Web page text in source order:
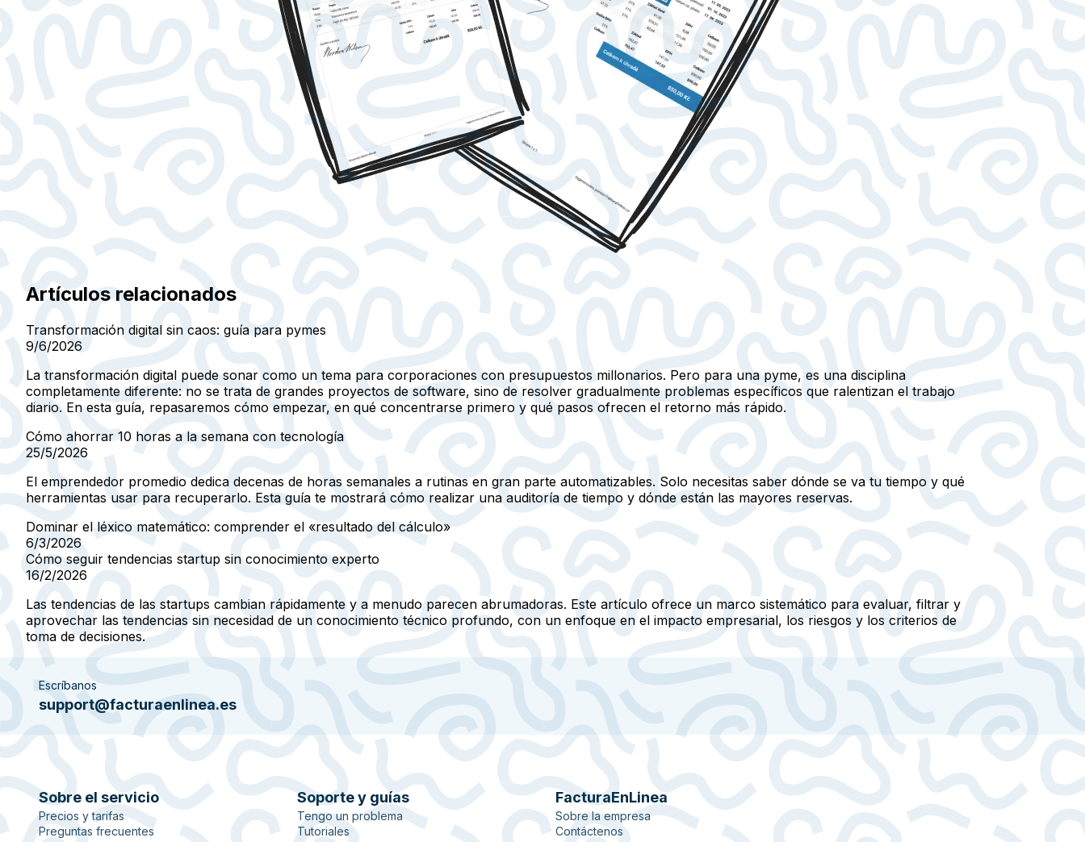
Artículos relacionados
Transformación digital sin caos: guía para pymes
9/6/2026
La transformación digital puede sonar como un tema para corporaciones con presupuestos millonarios. Pero para una pyme, es una disciplina
completamente diferente: no se trata de grandes proyectos de software, sino de resolver gradualmente problemas específicos que ralentizan el trabajo
diario. En esta guía, repasaremos cómo empezar, en qué concentrarse primero y qué pasos ofrecen el retorno más rápido.
Cómo ahorrar 10 horas a la semana con tecnología
25/5/2026
El emprendedor promedio dedica decenas de horas semanales a rutinas en gran parte automatizables. Solo necesitas saber dónde se va tu tiempo y qué
herramientas usar para recuperarlo. Esta guía te mostrará cómo realizar una auditoría de tiempo y dónde están las mayores reservas.
Dominar el léxico matemático: comprender el «resultado del cálculo»
6/3/2026
Cómo seguir tendencias startup sin conocimiento experto
16/2/2026
Las tendencias de las startups cambian rápidamente y a menudo parecen abrumadoras. Este artículo ofrece un marco sistemático para evaluar, filtrar y
aprovechar las tendencias sin necesidad de un conocimiento técnico profundo, con un enfoque en el impacto empresarial, los riesgos y los criterios de
toma de decisiones.
Escríbanos
support@facturaenlinea.es
Sobre el servicio
Precios y tarifas
Preguntas frecuentes
Soporte y guías
Tengo un problema
Tutoriales
FacturaEnLinea
Sobre la empresa
Contáctenos